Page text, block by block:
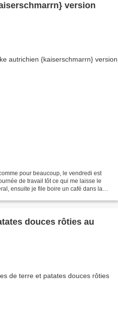
version
pour beaucoup, le vendredi est
de travail tôt ce qui me laisse le
ensuite je file boire un café dans la
douces rôties au